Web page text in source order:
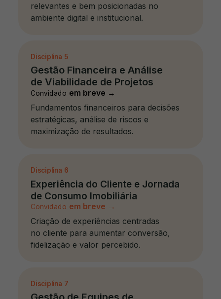
relevantes e bem posicionadas no
ambiente digital e institucional.
Gestão Financeira e Análise
de Viabilidade de Projetos
Fundamentos financeiros para decisões
estratégicas, análise de riscos e
maximização de resultados.
Disciplina 5
Convidado em breve →
Experiência do Cliente e Jornada
de Consumo Imobiliária
Criação de experiências centradas
no cliente para aumentar conversão,
fidelização e valor percebido.
Disciplina 6
Convidado em breve →
Disciplina 7